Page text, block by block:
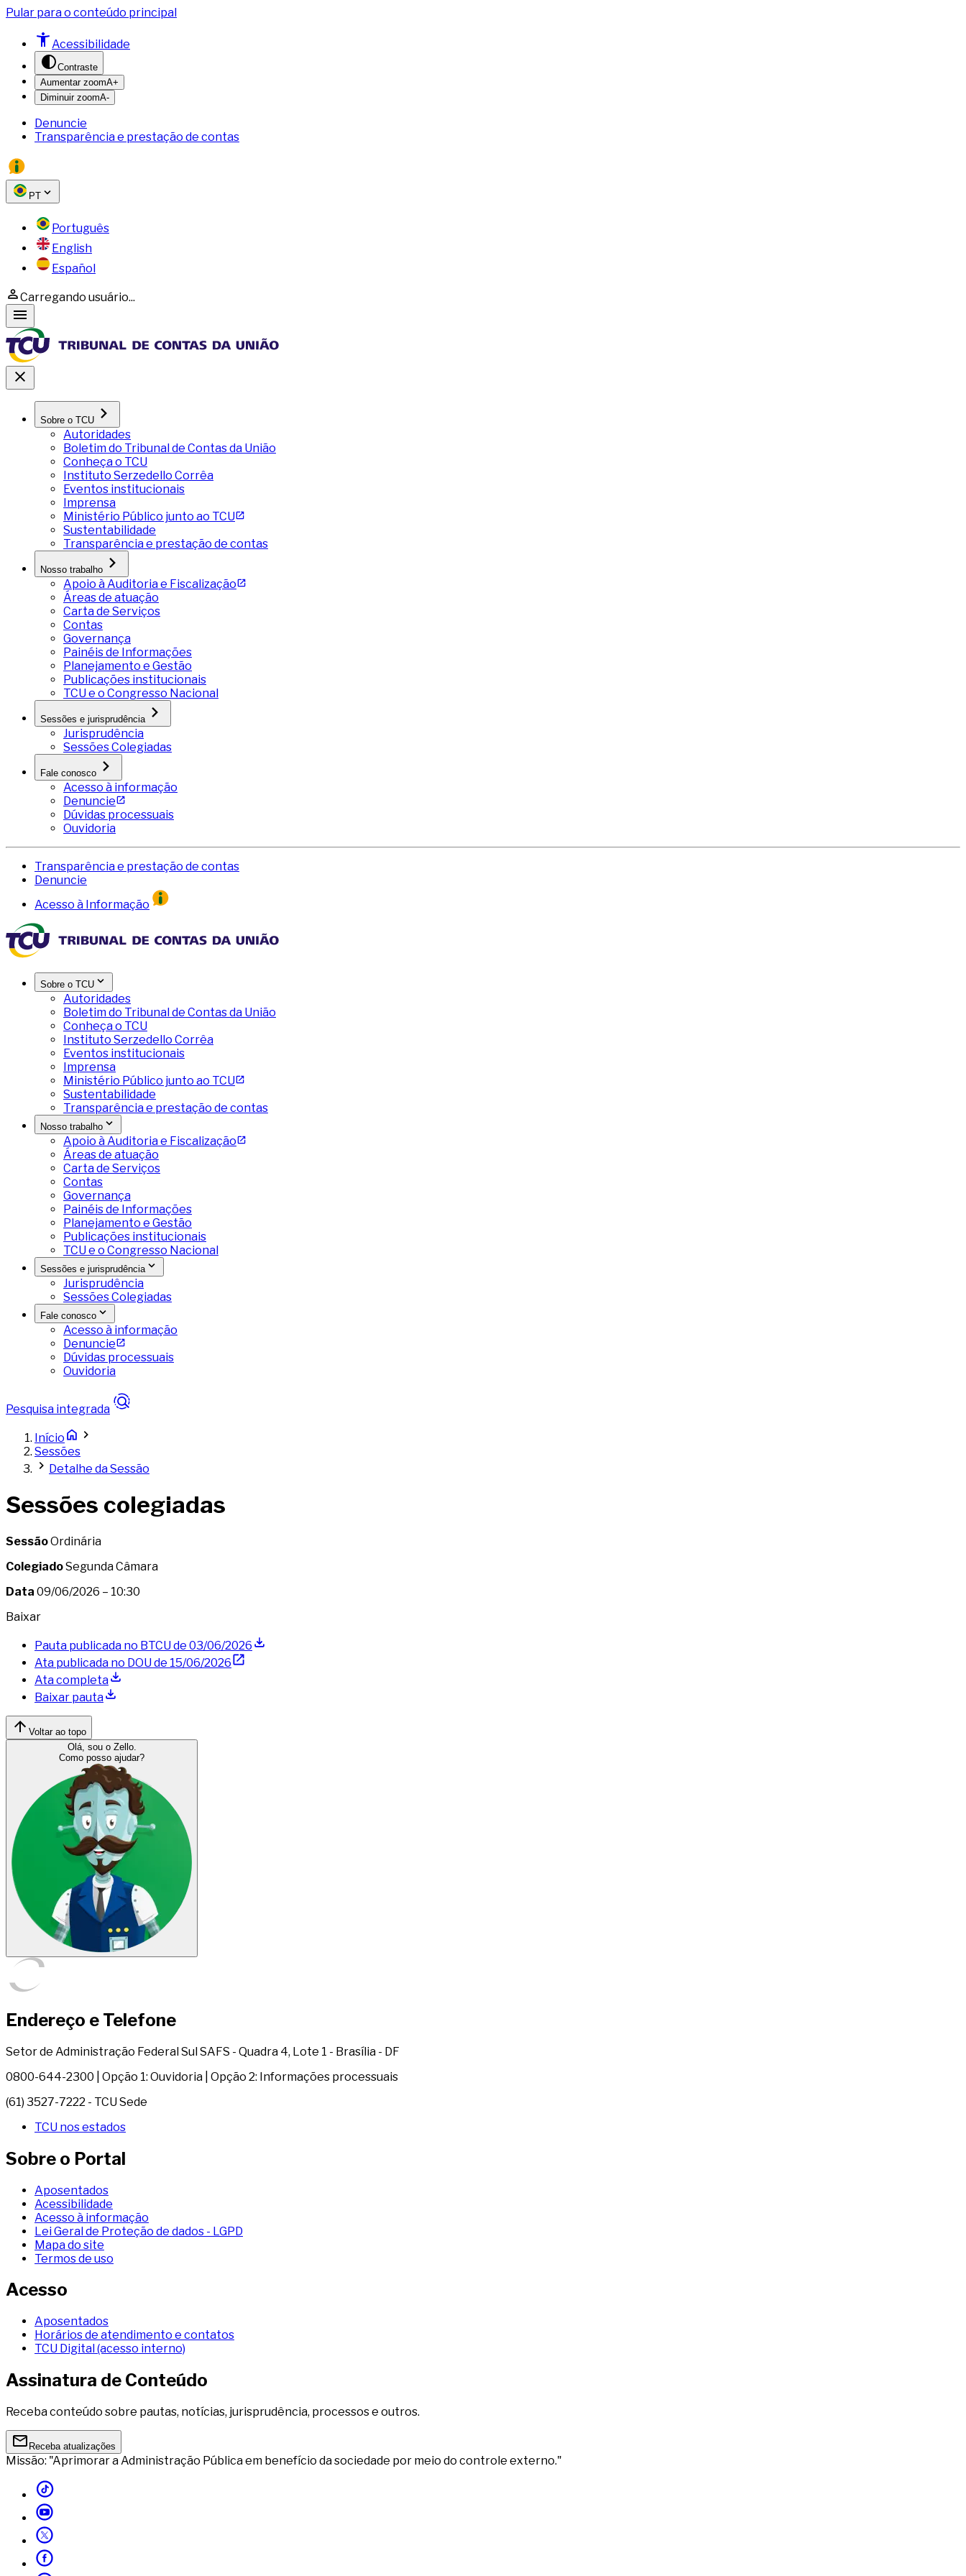
Pular para o conteúdo principal
Acessibilidade
Contraste
Aumentar zoomA+
Diminuir zoomA-
Denuncie
Transparência e prestação de contas
PT
Português
English
Español
Carregando usuário...
Sobre o TCU
Autoridades
Boletim do Tribunal de Contas da União
Conheça o TCU
Instituto Serzedello Corrêa
Eventos institucionais
Imprensa
Ministério Público junto ao TCU
Sustentabilidade
Transparência e prestação de contas
Nosso trabalho
Apoio à Auditoria e Fiscalização
Áreas de atuação
Carta de Serviços
Contas
Governança
Painéis de Informações
Planejamento e Gestão
Publicações institucionais
TCU e o Congresso Nacional
Sessões e jurisprudência
Jurisprudência
Sessões Colegiadas
Fale conosco
Acesso à informação
Denuncie
Dúvidas processuais
Ouvidoria
Transparência e prestação de contas
Denuncie
Acesso à Informação
Sobre o TCU
Autoridades
Boletim do Tribunal de Contas da União
Conheça o TCU
Instituto Serzedello Corrêa
Eventos institucionais
Imprensa
Ministério Público junto ao TCU
Sustentabilidade
Transparência e prestação de contas
Nosso trabalho
Apoio à Auditoria e Fiscalização
Áreas de atuação
Carta de Serviços
Contas
Governança
Painéis de Informações
Planejamento e Gestão
Publicações institucionais
TCU e o Congresso Nacional
Sessões e jurisprudência
Jurisprudência
Sessões Colegiadas
Fale conosco
Acesso à informação
Denuncie
Dúvidas processuais
Ouvidoria
Pesquisa integrada
Início
Sessões
Detalhe da Sessão
Sessões colegiadas
SessãoOrdinária
ColegiadoSegunda Câmara
Data 09/06/2026 – 10:30
Baixar
Pauta publicada no BTCU de 03/06/2026
Ata publicada no DOU de 15/06/2026
Ata completa
Baixar pauta
Voltar ao topo
Olá, sou o Zello.
Como posso ajudar?
Endereço e Telefone
Setor de Administração Federal Sul SAFS - Quadra 4, Lote 1 - Brasília - DF
0800-644-2300 | Opção 1: Ouvidoria | Opção 2: Informações processuais
(61) 3527-7222 - TCU Sede
TCU nos estados
Sobre o Portal
Aposentados
Acessibilidade
Acesso à informação
Lei Geral de Proteção de dados - LGPD
Mapa do site
Termos de uso
Acesso
Aposentados
Horários de atendimento e contatos
TCU Digital (acesso interno)
Assinatura de Conteúdo
Receba conteúdo sobre pautas, notícias, jurisprudência, processos e outros.
Receba atualizações
Missão: "Aprimorar a Administração Pública em benefício da sociedade por meio do controle externo."